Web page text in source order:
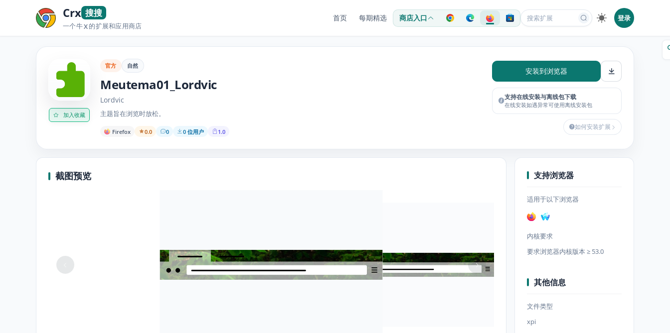
Crx 搜搜
一个牛X的扩展和应用商店
首页 每期精选 商店入口 登录
加入收藏
官方 自然
Meutema01_Lordvic
Lordvic
主题旨在浏览时放松。
Firefox 0.0 0 0 位用户 1.0
安装到浏览器
支持在线安装与离线包下载
在线安装如遇异常可使用离线安装包
如何安装扩展
截图预览 支持浏览器
适用于以下浏览器
内核要求
要求浏览器内核版本 ≥ 53.0
其他信息
文件类型
xpi